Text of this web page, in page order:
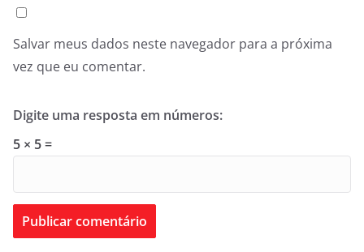
Salvar meus dados neste navegador para a próxima
vez que eu comentar.
Digite uma resposta em números:
5 × 5 =